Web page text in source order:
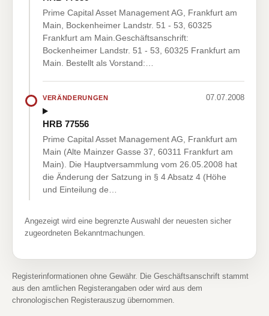
Prime Capital Asset Management AG, Frankfurt am
Main, Bockenheimer Landstr. 51 - 53, 60325
Frankfurt am Main.Geschäftsanschrift:
Bockenheimer Landstr. 51 - 53, 60325 Frankfurt am
Main. Bestellt als Vorstand:…
VERÄNDERUNGEN 07.07.2008
HRB 77556
Prime Capital Asset Management AG, Frankfurt am
Main (Alte Mainzer Gasse 37, 60311 Frankfurt am
Main). Die Hauptversammlung vom 26.05.2008 hat
die Änderung der Satzung in § 4 Absatz 4 (Höhe
und Einteilung de…
Angezeigt wird eine begrenzte Auswahl der neuesten sicher
zugeordneten Bekanntmachungen.
Registerinformationen ohne Gewähr. Die Geschäftsanschrift stammt
aus den amtlichen Registerangaben oder wird aus dem
chronologischen Registerauszug übernommen.